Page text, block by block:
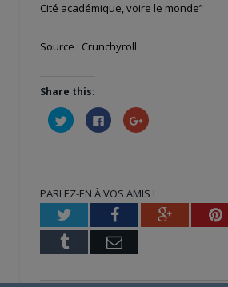
Cité académique, voire le monde”
Source : Crunchyroll
Share this:
Cliquez
pour
partager
fenêtre)
Cliquez
pour
partager
fenêtre)
Cliquez
pour
nouvelle
fenêtre)
PARLEZ-EN À VOS AMIS !
TwitterFacebookGoogle+
Tumblr Email